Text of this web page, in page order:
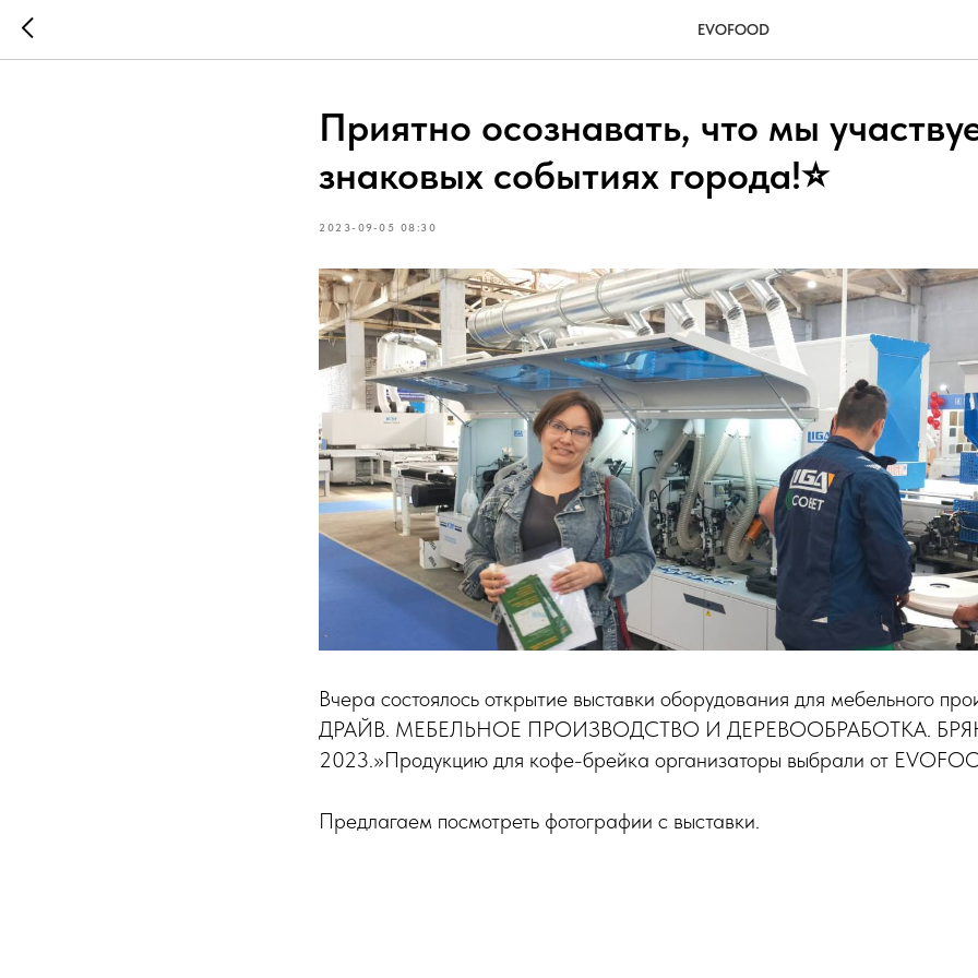
EVOFOOD
Приятно осознавать, что мы
знаковых событиях города!⭐️
2023-09-05 08:30
Вчера состоялось открытие выставки оборудования для мебельного
ДРАЙВ. МЕБЕЛЬНОЕ ПРОИЗВОДСТВО И ДЕРЕВООБРАБОТКА.
2023.»Продукцию для кофе-брейка организаторы выбрали от
Предлагаем посмотреть фотографии с выставки.